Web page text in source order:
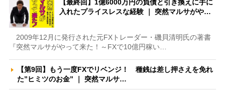
【最終回】1億6000万円の負債と引き換えに手に
入れたプライスレスな経験 ｜ 突然マルサがや…
2009年12月に発行された元FXトレーダー・磯貝清明氏の著書
『突然マルサがやって来た！～FXで10億円稼い…
【第9回】もう一度FXでリベンジ！ 種銭は差し押さえを免れ
た”ヒミツのお金” ｜ 突然マルサ…